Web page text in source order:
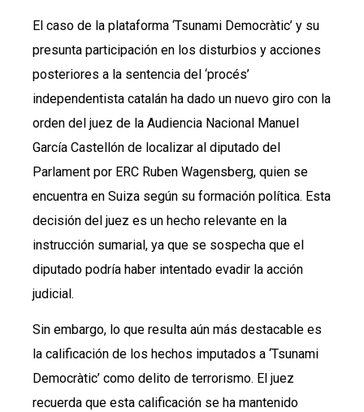
El caso de la plataforma ‘Tsunami Democràtic’ y su
presunta participación en los disturbios y acciones
posteriores a la sentencia del ‘procés’
independentista catalán ha dado un nuevo giro con la
orden del juez de la Audiencia Nacional Manuel
García Castellón de localizar al diputado del
Parlament por ERC Ruben Wagensberg, quien se
encuentra en Suiza según su formación política. Esta
decisión del juez es un hecho relevante en la
instrucción sumarial, ya que se sospecha que el
diputado podría haber intentado evadir la acción
judicial.
Sin embargo, lo que resulta aún más destacable es
la calificación de los hechos imputados a ‘Tsunami
Democràtic’ como delito de terrorismo. El juez
recuerda que esta calificación se ha mantenido